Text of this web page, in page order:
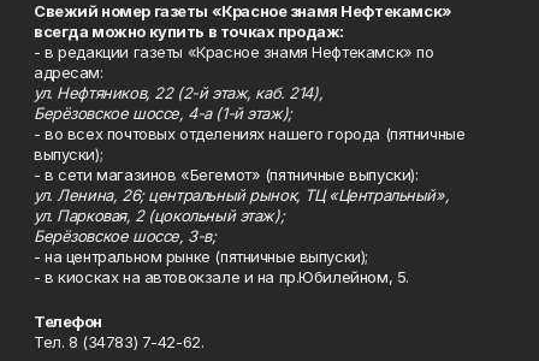
Свежий номер газеты «Красное знамя Нефтекамск»
всегда можно купить в точках продаж:
- в редакции газеты «Красное знамя Нефтекамск» по
адресам:
ул. Нефтяников, 22 (2-й этаж, каб. 214),
Берёзовское шоссе, 4-а (1-й этаж);
- во всех почтовых отделениях нашего города (пятничные
выпуски);
- в сети магазинов «Бегемот» (пятничные выпуски):
ул. Ленина, 26; центральный рынок, ТЦ «Центральный»,
ул. Парковая, 2 (цокольный этаж);
Берёзовское шоссе, 3-в;
- на центральном рынке (пятничные выпуски);
- в киосках на автовокзале и на пр.Юбилейном, 5.
Телефон
Тел. 8 (34783) 7-42-62.